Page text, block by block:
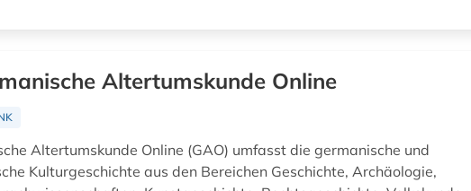
Altertumskunde Online
Altertumskunde Online (GAO) umfasst die germanische und
Kulturgeschichte aus den Bereichen Geschichte, Archäologie,